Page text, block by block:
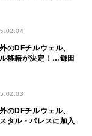
のDFチルウェル、
移籍が決定！…鎌田
のDFチルウェル、
タル・パレスに加入